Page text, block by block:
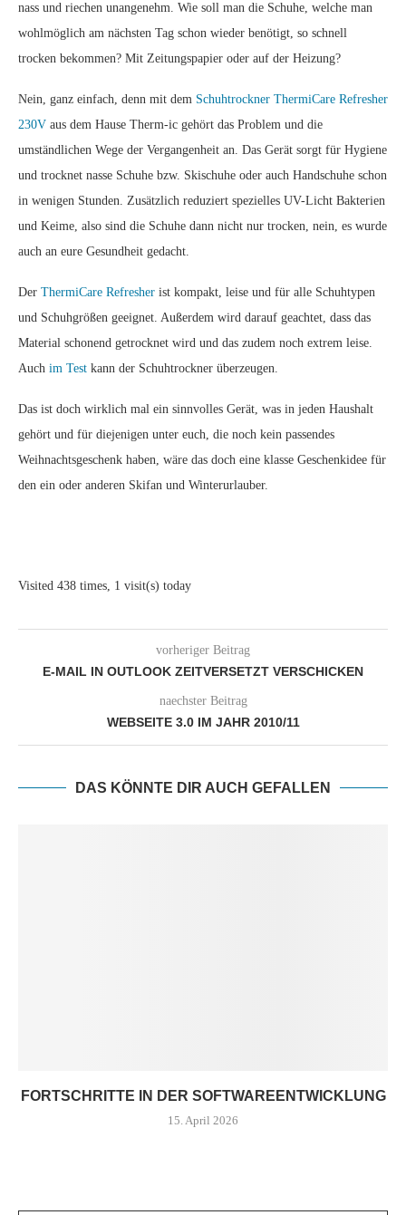
nass und riechen unangenehm. Wie soll man die Schuhe, welche man
wohlmöglich am nächsten Tag schon wieder benötigt, so schnell
trocken bekommen? Mit Zeitungspapier oder auf der Heizung?
Nein, ganz einfach, denn mit dem Schuhtrockner ThermiCare Refresher
230V aus dem Hause Therm-ic gehört das Problem und die
umständlichen Wege der Vergangenheit an. Das Gerät sorgt für Hygiene
und trocknet nasse Schuhe bzw. Skischuhe oder auch Handschuhe schon
in wenigen Stunden. Zusätzlich reduziert spezielles UV-Licht Bakterien
und Keime, also sind die Schuhe dann nicht nur trocken, nein, es wurde
auch an eure Gesundheit gedacht.
Der ThermiCare Refresher ist kompakt, leise und für alle Schuhtypen
und Schuhgrößen geeignet. Außerdem wird darauf geachtet, dass das
Material schonend getrocknet wird und das zudem noch extrem leise.
Auch im Test kann der Schuhtrockner überzeugen.
Das ist doch wirklich mal ein sinnvolles Gerät, was in jeden Haushalt
gehört und für diejenigen unter euch, die noch kein passendes
Weihnachtsgeschenk haben, wäre das doch eine klasse Geschenkidee für
den ein oder anderen Skifan und Winterurlauber.
Visited 438 times, 1 visit(s) today
vorheriger Beitrag
E-MAIL IN OUTLOOK ZEITVERSETZT VERSCHICKEN
naechster Beitrag
WEBSEITE 3.0 IM JAHR 2010/11
DAS KÖNNTE DIR AUCH GEFALLEN
FORTSCHRITTE IN DER SOFTWAREENTWICKLUNG
15. April 2026